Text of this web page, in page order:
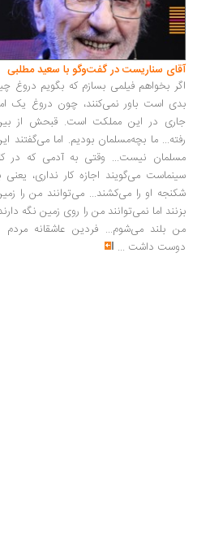
آقای سناریست در گفت‌وگو با سعید مطلبی
اگر بخواهم فیلمی بسازم که بگویم دروغ
بدی است باور نمی‌کنند، چون دروغ یک
جاری در این مملکت است. قبحش از
رفته... ما بچه‌مسلمان بودیم. اما می‌گفتند
مسلمان نیست... وقتی به آدمی که در
سینماست می‌گویند اجازه کار نداری، یعنی
شکنجه او را می‌کشند... می‌توانند من را
بزنند اما نمی‌توانند من را روی زمین نگه
من بلند می‌شوم... فردین عاشقانه مردم
دوست داشت ...